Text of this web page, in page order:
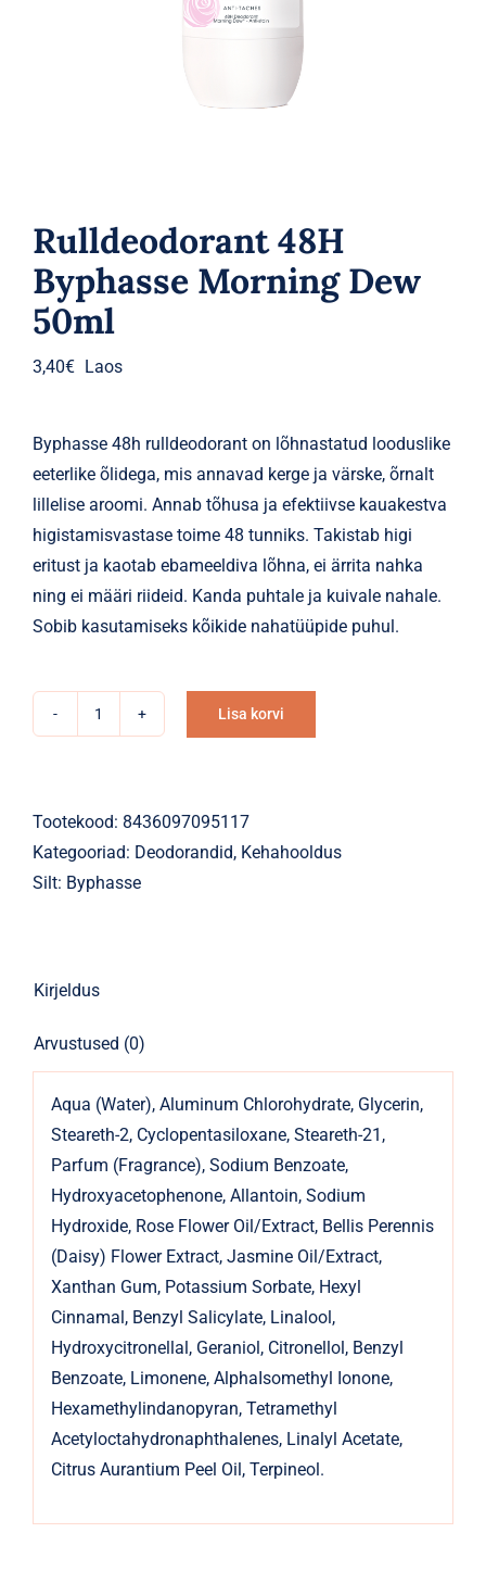
Rulldeodorant 48H
Byphasse Morning Dew
50ml
3,40€ Laos
Byphasse 48h rulldeodorant on lõhnastatud looduslike
eeterlike õlidega, mis annavad kerge ja värske, õrnalt
lillelise aroomi. Annab tõhusa ja efektiivse kauakestva
higistamisvastase toime 48 tunniks. Takistab higi
eritust ja kaotab ebameeldiva lõhna, ei ärrita nahka
ning ei määri riideid. Kanda puhtale ja kuivale nahale.
Sobib kasutamiseks kõikide nahatüüpide puhul.
Morning
Dew
50ml
Lisa korvi
Alternative:
Tootekood: 8436097095117
Kategooriad: Deodorandid, Kehahooldus
Silt: Byphasse
Kirjeldus
Arvustused (0)
Aqua (Water), Aluminum Chlorohydrate, Glycerin,
Steareth-2, Cyclopentasiloxane, Steareth-21,
Parfum (Fragrance), Sodium Benzoate,
Hydroxyacetophenone, Allantoin, Sodium
Hydroxide, Rose Flower Oil/Extract, Bellis Perennis
(Daisy) Flower Extract, Jasmine Oil/Extract,
Xanthan Gum, Potassium Sorbate, Hexyl
Cinnamal, Benzyl Salicylate, Linalool,
Hydroxycitronellal, Geraniol, Citronellol, Benzyl
Benzoate, Limonene, AlphaIsomethyl Ionone,
Hexamethylindanopyran, Tetramethyl
Acetyloctahydronaphthalenes, Linalyl Acetate,
Citrus Aurantium Peel Oil, Terpineol.